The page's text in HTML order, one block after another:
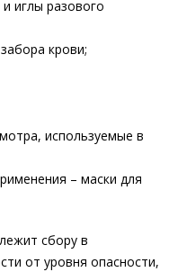
иглы разового
крови;
используемые в
– маски для
сбору в
от уровня опасности,